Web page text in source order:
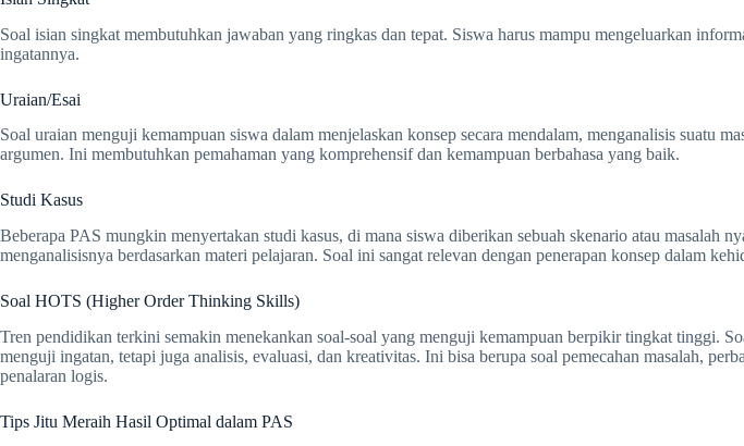
Soal isian singkat membutuhkan jawaban yang ringkas dan tepat. Siswa harus mampu mengeluarkan
ingatannya.
Uraian/Esai
Soal uraian menguji kemampuan siswa dalam menjelaskan konsep secara mendalam, menganalisis suatu
argumen. Ini membutuhkan pemahaman yang komprehensif dan kemampuan berbahasa yang baik.
Studi Kasus
Beberapa PAS mungkin menyertakan studi kasus, di mana siswa diberikan sebuah skenario atau masalah
menganalisisnya berdasarkan materi pelajaran. Soal ini sangat relevan dengan penerapan konsep dalam
Soal HOTS (Higher Order Thinking Skills)
Tren pendidikan terkini semakin menekankan soal-soal yang menguji kemampuan berpikir tingkat tinggi.
menguji ingatan, tetapi juga analisis, evaluasi, dan kreativitas. Ini bisa berupa soal pemecahan masalah,
penalaran logis.
Tips Jitu Meraih Hasil Optimal dalam PAS